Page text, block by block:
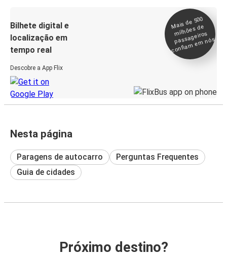
Bilhete digital e
localização em
tempo real
Descobre a App Flix
Mais de 500
milhões de
passageiros
confia
m e
m nós
Nesta página
Paragens de autocarro
Perguntas Frequentes
Guia de cidades
Próximo destino?